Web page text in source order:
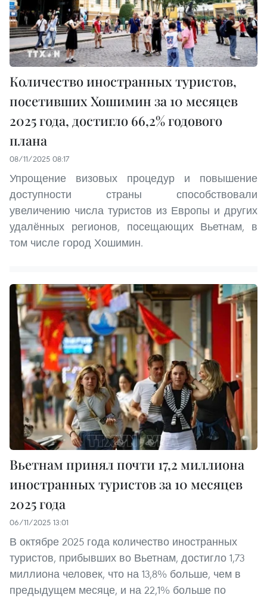
Количество иностранных туристов,
посетивших Хошимин за 10 месяцев
2025 года, достигло 66,2% годового
плана
08/11/2025 08:17
Упрощение визовых процедур и повышение
доступности страны способствовали
увеличению числа туристов из Европы и других
удалённых регионов, посещающих Вьетнам, в
том числе город Хошимин.
Вьетнам принял почти 17,2 миллиона
иностранных туристов за 10 месяцев
2025 года
06/11/2025 13:01
В октябре 2025 года количество иностранных
туристов, прибывших во Вьетнам, достигло 1,73
миллиона человек, что на 13,8% больше, чем в
предыдущем месяце, и на 22,1% больше по